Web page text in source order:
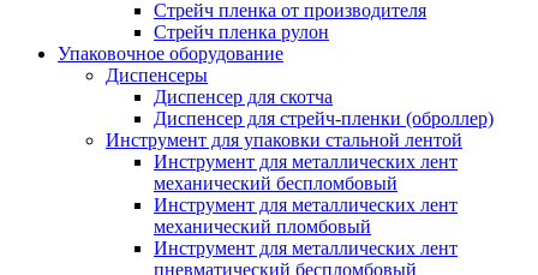
Стрейч пленка от производителя
Стрейч пленка рулон
Упаковочное оборудование
Диспенсеры
Диспенсер для скотча
Диспенсер для стрейч-пленки (оброллер)
Инструмент для упаковки стальной лентой
Инструмент для металлических лент
механический беспломбовый
Инструмент для металлических лент
механический пломбовый
Инструмент для металлических лент
пневматический беспломбовый